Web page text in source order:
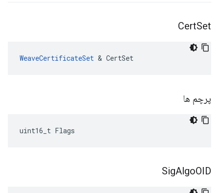
CertSet
WeaveCertificateSet & CertSet
پرچم ها
uint16_t Flags
SigAlgoOID